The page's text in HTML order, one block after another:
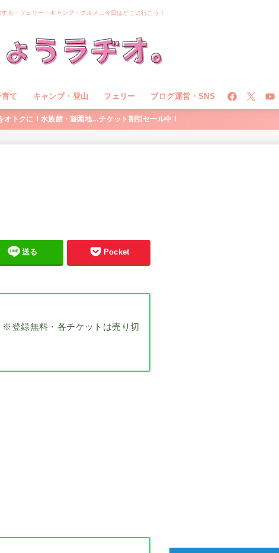
る・フェリー・キャンプ・グルメ…今日はどこに行こう！
て キャンプ・登山 フェリー ブログ運営・SNS
オトクに！水族館・遊園地…チケット割引セール中！
送る Pocket
※登録無料・各チケットは売り切